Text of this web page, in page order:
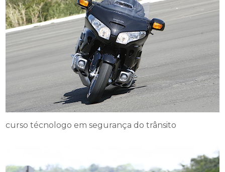
curso técnologo em segurança do trânsito